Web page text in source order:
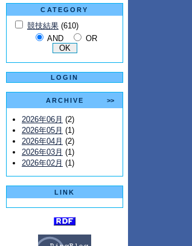
CATEGORY
競技結果 (610)
AND
OR
LOGIN
ARCHIVE >>
2026年06月 (2)
2026年05月 (1)
2026年04月 (2)
2026年03月 (1)
2026年02月 (1)
LINK